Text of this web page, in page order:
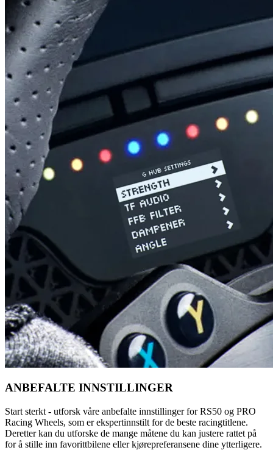
ANBEFALTE INNSTILLINGER
Start sterkt - utforsk våre anbefalte innstillinger for RS50 og PRO
Racing Wheels, som er ekspertinnstilt for de beste racingtitlene.
Deretter kan du utforske de mange måtene du kan justere rattet på
for å stille inn favorittbilene eller kjørepreferansene dine ytterligere.